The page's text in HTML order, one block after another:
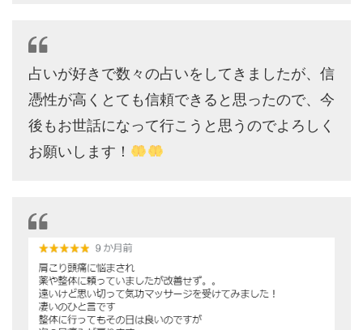
占いが好きで数々の占いをしてきましたが、信
憑性が高くとても信頼できると思ったので、今
後もお世話になって行こうと思うのでよろしく
お願いします！